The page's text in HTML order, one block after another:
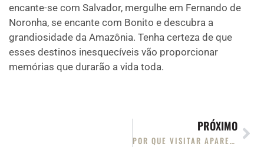
encante-se com Salvador, mergulhe em Fernando de
Noronha, se encante com Bonito e descubra a
grandiosidade da Amazônia. Tenha certeza de que
esses destinos inesquecíveis vão proporcionar
memórias que durarão a vida toda.
PRÓXIMO
POR QUE VISITAR APARECIDA DO NORTE: UM DESTINO DE FÉ E BELEZA